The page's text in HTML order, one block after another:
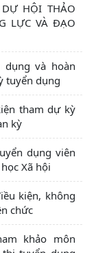
HỘI THẢO
LỰC VÀ ĐẠO
dụng và hoàn
tuyển dụng
tham dự kỳ
kỳ
dụng viên
Xã hội
kiện, không
chức
khảo môn